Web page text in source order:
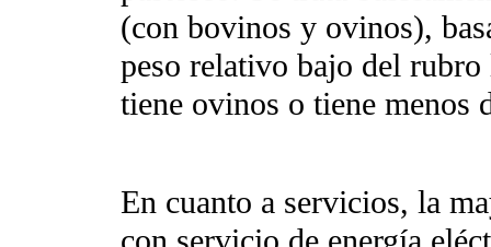
(con bovinos y ovinos),
peso relativo bajo del
tiene ovinos o tiene menos
En cuanto a servicios, la